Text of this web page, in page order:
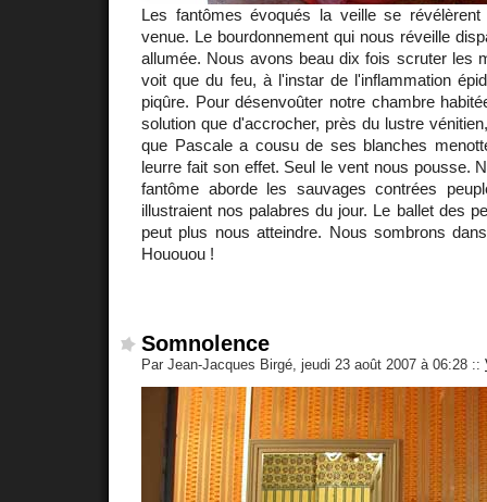
Les fantômes évoqués la veille se
venue. Le bourdonnement qui nous réveille
allumée. Nous avons beau dix fois scruter les
voit que du feu, à l'instar de l'inflammation
piqûre. Pour désenvoûter notre chambre
solution que d'accrocher, près du lustre
que Pascale a cousu de ses blanches
leurre fait son effet. Seul le vent nous pousse.
fantôme aborde les sauvages contrées
illustraient nos palabres du jour. Le ballet des
peut plus nous atteindre. Nous sombrons
Hououou !
Somnolence
Par Jean-Jacques Birgé, jeudi 23 août 2007 à 06:28 ::